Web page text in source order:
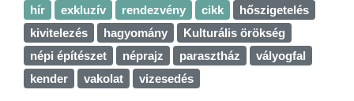
hír exkluzív rendezvény cikk
hőszigetelés
kivitelezés
hagyomány
Kulturális örökség
népi építészet
néprajz parasztház
vályogfal
kender
vakolat vizesedés